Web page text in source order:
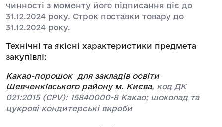
чинності з моменту його підписання діє до
31.12.2024 року. Строк поставки товару до
31.12.2024 року.
Технічні та якісні характеристики предмета
закупівлі:
Какао-порошок для закладів освіти
Шевченківського району м. Києва, код ДК
021:2015 (CPV):15840000-8 Какао; шоколад та
цукрові кондитерські вироби